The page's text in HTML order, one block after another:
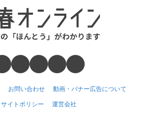
お問い合わせ 動画・バナー広告について
サイトポリシー 運営会社